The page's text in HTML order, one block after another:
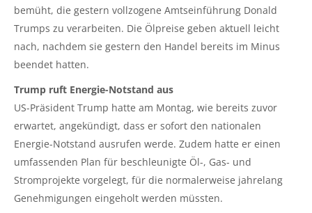
bemüht, die gestern vollzogene Amtseinführung Donald
Trumps zu verarbeiten. Die Ölpreise geben aktuell leicht
nach, nachdem sie gestern den Handel bereits im Minus
beendet hatten.
Trump ruft Energie-Notstand aus
US-Präsident Trump hatte am Montag, wie bereits zuvor
erwartet, angekündigt, dass er sofort den nationalen
Energie-Notstand ausrufen werde. Zudem hatte er einen
umfassenden Plan für beschleunigte Öl-, Gas- und
Stromprojekte vorgelegt, für die normalerweise jahrelang
Genehmigungen eingeholt werden müssten.